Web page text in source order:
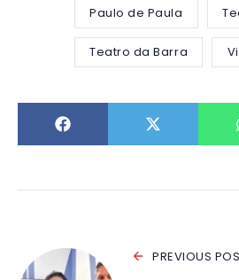
Paulo de Paula
Teatro da Barra
PREVIOUS